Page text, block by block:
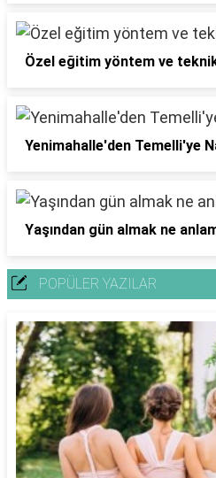
Özel eğitim yöntem ve
Yenimahalle'den Temelli'ye
Yaşından gün almak ne
POPÜLER YAZILAR